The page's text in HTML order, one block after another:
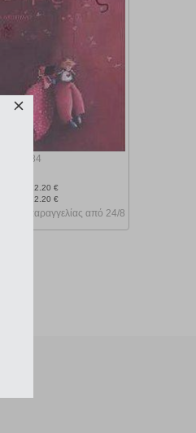
ημερών 12.20 €
λιανική 12.20 €
παραγγελίας από 24/8